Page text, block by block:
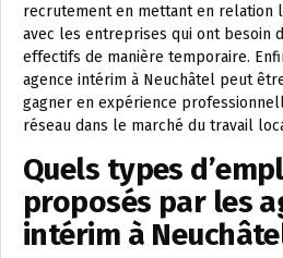
recrutement en mettant en relation
avec les entreprises qui ont besoin
effectifs de manière temporaire.
agence intérim à Neuchâtel peut
gagner en expérience
réseau dans le marché du travail
Quels types
proposés par les
intérim à